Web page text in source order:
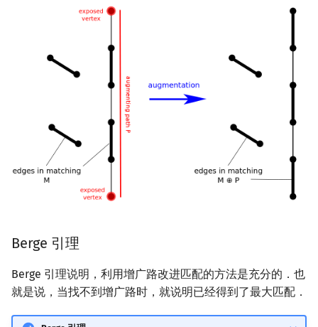
Berge 引理
Berge 引理说明，利用增广路改进匹配的方法是充分的．也
就是说，当找不到增广路时，就说明已经得到了最大匹配．